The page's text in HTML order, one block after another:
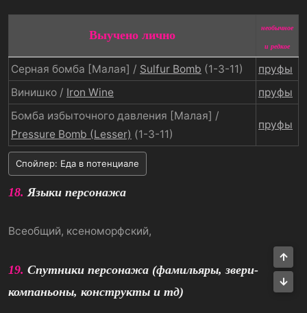
Выучено лично
необычное
и редкое
Серная бомба [Малая] / Sulfur Bomb (1-3-11)
пруфы
Винишко / Iron Wine
пруфы
Бомба избыточного давления [Малая] /
Pressure Bomb (Lesser) (1-3-11)
пруфы
Спойлер: Еда в потенциале
18. Языки персонажа
Всеобщий, ксеноморфский,
19. Спутники персонажа (фамильяры, звери-
компаньоны, конструкты и тд)